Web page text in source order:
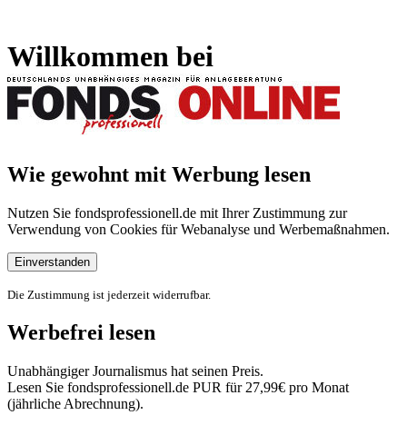
Willkommen bei
Wie gewohnt mit Werbung lesen
Nutzen Sie fondsprofessionell.de mit Ihrer Zustimmung zur
Verwendung von Cookies für Webanalyse und Werbemaßnahmen.
Einverstanden
Die Zustimmung ist jederzeit widerrufbar.
Werbefrei lesen
Unabhängiger Journalismus hat seinen Preis.
Lesen Sie fondsprofessionell.de PUR für 27,99€ pro Monat
(jährliche Abrechnung).